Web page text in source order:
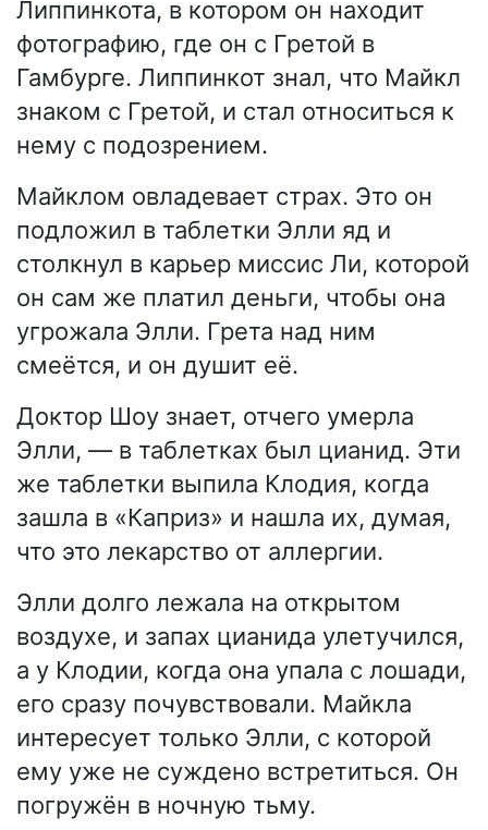
Липпинкота, в котором он находит
фотографию, где он с Гретой в
Гамбурге. Липпинкот знал, что Майкл
знаком с Гретой, и стал относиться к
нему с подозрением.
Майклом овладевает страх. Это он
подложил в таблетки Элли яд и
столкнул в карьер миссис Ли, которой
он сам же платил деньги, чтобы она
угрожала Элли. Грета над ним
смеётся, и он душит её.
Доктор Шоу знает, отчего умерла
Элли, — в таблетках был цианид. Эти
же таблетки выпила Клодия, когда
зашла в «Каприз» и нашла их, думая,
что это лекарство от аллергии.
Элли долго лежала на открытом
воздухе, и запах цианида улетучился,
а у Клодии, когда она упала с лошади,
его сразу почувствовали. Майкла
интересует только Элли, с которой
ему уже не суждено встретиться. Он
погружён в ночную тьму.